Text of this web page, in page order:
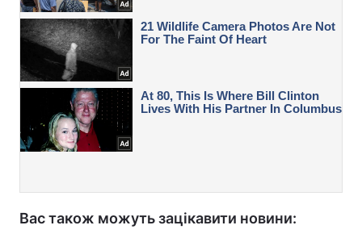
Вас також можуть зацікавити новини: